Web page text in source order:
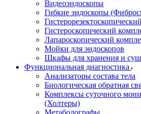
Видеоэндоскопы
Гибкие эндоскопы
Гистероскопический
Лапароскопический
Мойки для эндоскопов
Шкафы для хранения и
Функциональная диагностика
Анализаторы состава тела
Биологическая обратная
Комплексы суточного
(Холтеры)
Метаболографы